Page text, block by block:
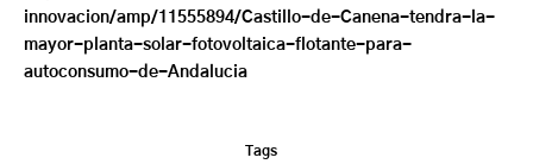
innovacion/amp/11555894/Castillo-de-Canena-tendra-la-
mayor-planta-solar-fotovoltaica-flotante-para-
autoconsumo-de-Andalucia
Tags